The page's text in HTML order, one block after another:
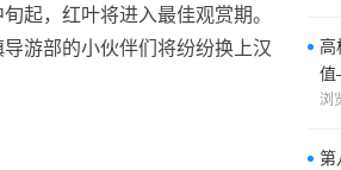
起，红叶将进入最佳观赏期。
游部的小伙伴们将纷纷换上汉
高
值
浏
第